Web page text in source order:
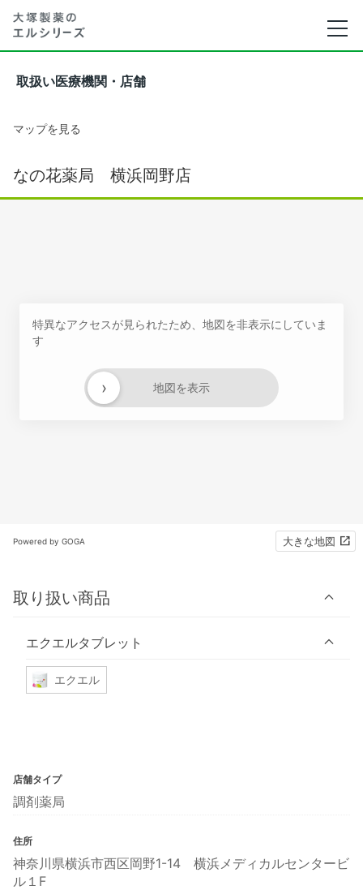
取扱い医療機関・店舗
マップを見る
なの花薬局 横浜岡野店
特異なアクセスが見られたため、地図を非表示にしていま
す
地図を表示
›
Powered by GOGA 大きな地図
取り扱い商品
エクエルタブレット
エクエル
店舗タイプ
調剤薬局
住所
神奈川県横浜市西区岡野1-14 横浜メディカルセンタービ
ル１F